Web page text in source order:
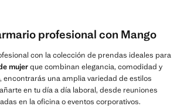
profesional con Mango
con la colección de prendas ideales para
mujerque combinan elegancia, comodidad y
encontrarás una amplia variedad de estilos
en tu día a día laboral, desde reuniones
en la oficina o eventos corporativos.